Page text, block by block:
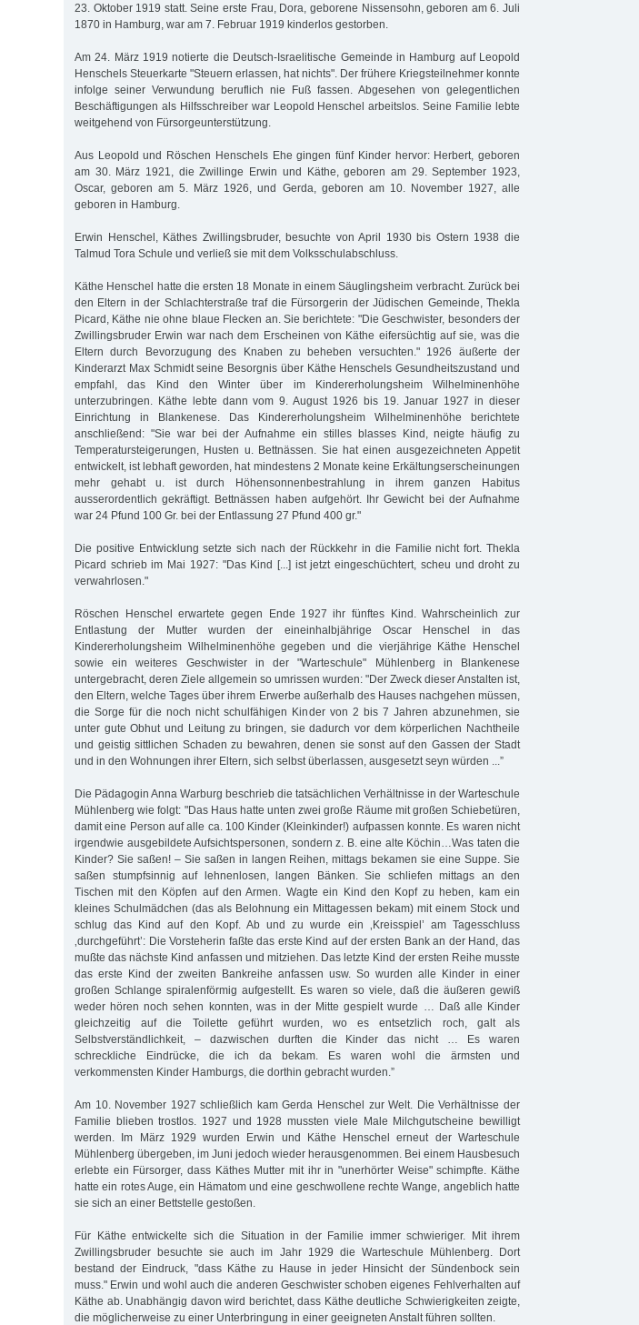
23. Oktober 1919 statt. Seine erste Frau, Dora, geborene Nissensohn, geboren am 6. Juli
1870 in Hamburg, war am 7. Februar 1919 kinderlos gestorben.
Am 24. März 1919 notierte die Deutsch-Israelitische Gemeinde in Hamburg auf Leopold
Henschels Steuerkarte "Steuern erlassen, hat nichts". Der frühere Kriegsteilnehmer konnte
infolge seiner Verwundung beruflich nie Fuß fassen. Abgesehen von gelegentlichen
Beschäftigungen als Hilfsschreiber war Leopold Henschel arbeitslos. Seine Familie lebte
weitgehend von Fürsorgeunterstützung.
Aus Leopold und Röschen Henschels Ehe gingen fünf Kinder hervor: Herbert, geboren
am 30. März 1921, die Zwillinge Erwin und Käthe, geboren am 29. September 1923,
Oscar, geboren am 5. März 1926, und Gerda, geboren am 10. November 1927, alle
geboren in Hamburg.
Erwin Henschel, Käthes Zwillingsbruder, besuchte von April 1930 bis Ostern 1938 die
Talmud Tora Schule und verließ sie mit dem Volksschulabschluss.
Käthe Henschel hatte die ersten 18 Monate in einem Säuglingsheim verbracht. Zurück bei
den Eltern in der Schlachterstraße traf die Fürsorgerin der Jüdischen Gemeinde, Thekla
Picard, Käthe nie ohne blaue Flecken an. Sie berichtete: "Die Geschwister, besonders der
Zwillingsbruder Erwin war nach dem Erscheinen von Käthe eifersüchtig auf sie, was die
Eltern durch Bevorzugung des Knaben zu beheben versuchten." 1926 äußerte der
Kinderarzt Max Schmidt seine Besorgnis über Käthe Henschels Gesundheitszustand und
empfahl, das Kind den Winter über im Kindererholungsheim Wilhelminenhöhe
unterzubringen. Käthe lebte dann vom 9. August 1926 bis 19. Januar 1927 in dieser
Einrichtung in Blankenese. Das Kindererholungsheim Wilhelminenhöhe berichtete
anschließend: "Sie war bei der Aufnahme ein stilles blasses Kind, neigte häufig zu
Temperatursteigerungen, Husten u. Bettnässen. Sie hat einen ausgezeichneten Appetit
entwickelt, ist lebhaft geworden, hat mindestens 2 Monate keine Erkältungserscheinungen
mehr gehabt u. ist durch Höhensonnenbestrahlung in ihrem ganzen Habitus
ausserordentlich gekräftigt. Bettnässen haben aufgehört. Ihr Gewicht bei der Aufnahme
war 24 Pfund 100 Gr. bei der Entlassung 27 Pfund 400 gr."
Die positive Entwicklung setzte sich nach der Rückkehr in die Familie nicht fort. Thekla
Picard schrieb im Mai 1927: "Das Kind [...] ist jetzt eingeschüchtert, scheu und droht zu
verwahrlosen."
Röschen Henschel erwartete gegen Ende 1927 ihr fünftes Kind. Wahrscheinlich zur
Entlastung der Mutter wurden der eineinhalbjährige Oscar Henschel in das
Kindererholungsheim Wilhelminenhöhe gegeben und die vierjährige Käthe Henschel
sowie ein weiteres Geschwister in der "Warteschule" Mühlenberg in Blankenese
untergebracht, deren Ziele allgemein so umrissen wurden: "Der Zweck dieser Anstalten ist,
den Eltern, welche Tages über ihrem Erwerbe außerhalb des Hauses nachgehen müssen,
die Sorge für die noch nicht schulfähigen Kinder von 2 bis 7 Jahren abzunehmen, sie
unter gute Obhut und Leitung zu bringen, sie dadurch vor dem körperlichen Nachtheile
und geistig sittlichen Schaden zu bewahren, denen sie sonst auf den Gassen der Stadt
und in den Wohnungen ihrer Eltern, sich selbst überlassen, ausgesetzt seyn würden ...”
Die Pädagogin Anna Warburg beschrieb die tatsächlichen Verhältnisse in der Warteschule
Mühlenberg wie folgt: "Das Haus hatte unten zwei große Räume mit großen Schiebetüren,
damit eine Person auf alle ca. 100 Kinder (Kleinkinder!) aufpassen konnte. Es waren nicht
irgendwie ausgebildete Aufsichtspersonen, sondern z. B. eine alte Köchin…Was taten die
Kinder? Sie saßen! – Sie saßen in langen Reihen, mittags bekamen sie eine Suppe. Sie
saßen stumpfsinnig auf lehnenlosen, langen Bänken. Sie schliefen mittags an den
Tischen mit den Köpfen auf den Armen. Wagte ein Kind den Kopf zu heben, kam ein
kleines Schulmädchen (das als Belohnung ein Mittagessen bekam) mit einem Stock und
schlug das Kind auf den Kopf. Ab und zu wurde ein ‚Kreisspiel’ am Tagesschluss
‚durchgeführt’: Die Vorsteherin faßte das erste Kind auf der ersten Bank an der Hand, das
mußte das nächste Kind anfassen und mitziehen. Das letzte Kind der ersten Reihe musste
das erste Kind der zweiten Bankreihe anfassen usw. So wurden alle Kinder in einer
großen Schlange spiralenförmig aufgestellt. Es waren so viele, daß die äußeren gewiß
weder hören noch sehen konnten, was in der Mitte gespielt wurde … Daß alle Kinder
gleichzeitig auf die Toilette geführt wurden, wo es entsetzlich roch, galt als
Selbstverständlichkeit, – dazwischen durften die Kinder das nicht … Es waren
schreckliche Eindrücke, die ich da bekam. Es waren wohl die ärmsten und
verkommensten Kinder Hamburgs, die dorthin gebracht wurden.”
Am 10. November 1927 schließlich kam Gerda Henschel zur Welt. Die Verhältnisse der
Familie blieben trostlos. 1927 und 1928 mussten viele Male Milchgutscheine bewilligt
werden. Im März 1929 wurden Erwin und Käthe Henschel erneut der Warteschule
Mühlenberg übergeben, im Juni jedoch wieder herausgenommen. Bei einem Hausbesuch
erlebte ein Fürsorger, dass Käthes Mutter mit ihr in "unerhörter Weise" schimpfte. Käthe
hatte ein rotes Auge, ein Hämatom und eine geschwollene rechte Wange, angeblich hatte
sie sich an einer Bettstelle gestoßen.
Für Käthe entwickelte sich die Situation in der Familie immer schwieriger. Mit ihrem
Zwillingsbruder besuchte sie auch im Jahr 1929 die Warteschule Mühlenberg. Dort
bestand der Eindruck, "dass Käthe zu Hause in jeder Hinsicht der Sündenbock sein
muss." Erwin und wohl auch die anderen Geschwister schoben eigenes Fehlverhalten auf
Käthe ab. Unabhängig davon wird berichtet, dass Käthe deutliche Schwierigkeiten zeigte,
die möglicherweise zu einer Unterbringung in einer geeigneten Anstalt führen sollten.